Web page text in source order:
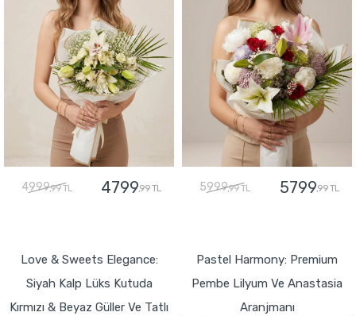
4999,99 TL 4799,99 TL 5999,99 TL 5799,99 TL
Love & Sweets Elegance:
Siyah Kalp Lüks Kutuda
Kırmızı & Beyaz Güller Ve Tatlı
Pastel Harmony: Premium
Pembe Lilyum Ve Anastasia
Aranjmanı